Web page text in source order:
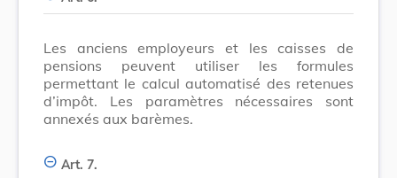
Les anciens employeurs et les caisses de
pensions peuvent utiliser les formules
permettant le calcul automatisé des retenues
d’impôt. Les paramètres nécessaires sont
annexés aux barèmes.
Art. 7.